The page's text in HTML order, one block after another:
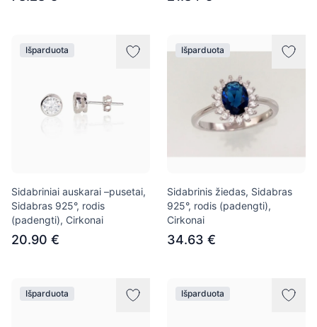
Išparduota
Sidabriniai auskarai –pusetai,
Sidabras 925°, rodis
(padengti), Cirkonai
20.90 €
Išparduota
Sidabrinis žiedas, Sidabras
925°, rodis (padengti),
Cirkonai
34.63 €
Išparduota Išparduota